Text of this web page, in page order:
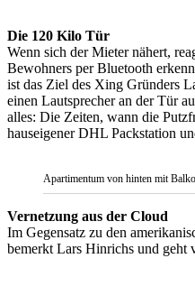
Die 120 Kilo Tür
Wenn sich der Mieter nähert,
Bewohners per Bluetooth
ist das Ziel des Xing Gründers
einen Lautsprecher an der Tür
alles: Die Zeiten, wann die
hauseigener DHL Packstation
Apartimentum von hinten mit
Vernetzung aus der Cloud
Im Gegensatz zu den
bemerkt Lars Hinrichs und geht